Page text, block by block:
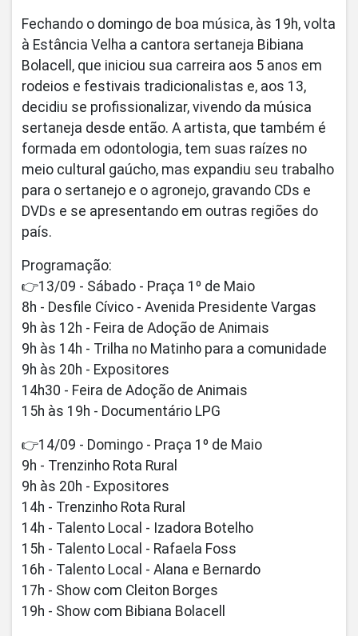
Fechando o domingo de boa música, às 19h, volta
à Estância Velha a cantora sertaneja Bibiana
Bolacell, que iniciou sua carreira aos 5 anos em
rodeios e festivais tradicionalistas e, aos 13,
decidiu se profissionalizar, vivendo da música
sertaneja desde então. A artista, que também é
formada em odontologia, tem suas raízes no
meio cultural gaúcho, mas expandiu seu trabalho
para o sertanejo e o agronejo, gravando CDs e
DVDs e se apresentando em outras regiões do
país.
Programação:
👉13/09 - Sábado - Praça 1º de Maio
8h - Desfile Cívico - Avenida Presidente Vargas
9h às 12h - Feira de Adoção de Animais
9h às 14h - Trilha no Matinho para a comunidade
9h às 20h - Expositores
14h30 - Feira de Adoção de Animais
15h às 19h - Documentário LPG
👉14/09 - Domingo - Praça 1º de Maio
9h - Trenzinho Rota Rural
9h às 20h - Expositores
14h - Trenzinho Rota Rural
14h - Talento Local - Izadora Botelho
15h - Talento Local - Rafaela Foss
16h - Talento Local - Alana e Bernardo
17h - Show com Cleiton Borges
19h - Show com Bibiana Bolacell